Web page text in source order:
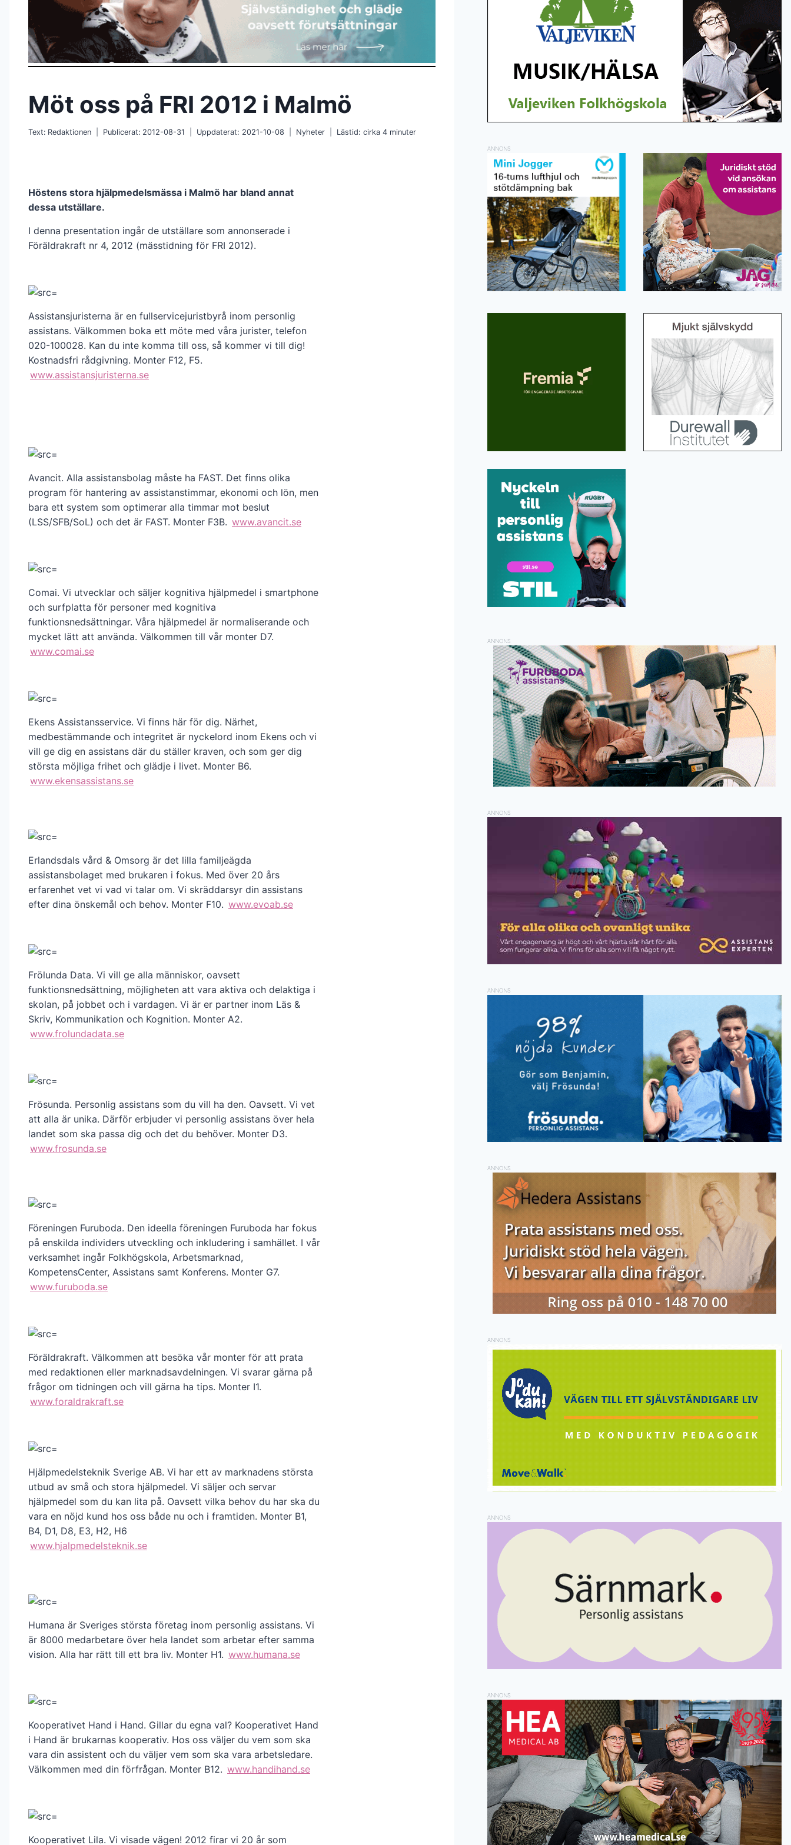
Möt oss på FRI 2012 i Malmö
Text: Redaktionen Publicerat: 2012-08-31 Uppdaterat: 2021-10-08 Nyheter Lästid: cirka 4 minuter
Höstens stora hjälpmedelsmässa i Malmö har bland annat
dessa utställare.
I denna presentation ingår de utställare som annonserade i
Föräldrakraft nr 4, 2012 (mässtidning för FRI 2012).
Assistansjuristerna är en fullservicejuristbyrå inom personlig
assistans. Välkommen boka ett möte med våra jurister, telefon
020-100028. Kan du inte komma till oss, så kommer vi till dig!
Kostnadsfri rådgivning. Monter F12, F5.
www.assistansjuristerna.se
Avancit. Alla assistansbolag måste ha FAST. Det finns olika
program för hantering av assistanstimmar, ekonomi och lön, men
bara ett system som optimerar alla timmar mot beslut
(LSS/SFB/SoL) och det är FAST. Monter F3B. www.avancit.se
Comai. Vi utvecklar och säljer kognitiva hjälpmedel i smartphone
och surfplatta för personer med kognitiva
funktionsnedsättningar. Våra hjälpmedel är normaliserande och
mycket lätt att använda. Välkommen till vår monter D7.
www.comai.se
Ekens Assistansservice. Vi finns här för dig. Närhet,
medbestämmande och integritet är nyckelord inom Ekens och vi
vill ge dig en assistans där du ställer kraven, och som ger dig
största möjliga frihet och glädje i livet. Monter B6.
www.ekensassistans.se
Erlandsdals vård & Omsorg är det lilla familjeägda
assistansbolaget med brukaren i fokus. Med över 20 års
erfarenhet vet vi vad vi talar om. Vi skräddarsyr din assistans
efter dina önskemål och behov. Monter F10. www.evoab.se
Frölunda Data. Vi vill ge alla människor, oavsett
funktionsnedsättning, möjligheten att vara aktiva och delaktiga i
skolan, på jobbet och i vardagen. Vi är er partner inom Läs &
Skriv, Kommunikation och Kognition. Monter A2.
www.frolundadata.se
Frösunda. Personlig assistans som du vill ha den. Oavsett. Vi vet
att alla är unika. Därför erbjuder vi personlig assistans över hela
landet som ska passa dig och det du behöver. Monter D3.
www.frosunda.se
Föreningen Furuboda. Den ideella föreningen Furuboda har fokus
på enskilda individers utveckling och inkludering i samhället. I vår
verksamhet ingår Folkhögskola, Arbets­marknad,
KompetensCenter, Assistans samt Konferens. Monter G7.
www.furuboda.se
Föräldrakraft. Välkommen att besöka vår monter för att prata
med redaktionen eller marknadsavdelningen. Vi svarar gärna på
frågor om tidningen och vill gärna ha tips. Monter I1.
www.foraldrakraft.se
Hjälpmedelsteknik Sverige AB. Vi har ett av marknadens största
utbud av små och stora hjälpmedel. Vi säljer och servar
hjälpmedel som du kan lita på. Oavsett vilka behov du har ska du
vara en nöjd kund hos oss både nu och i framtiden. Monter B1,
B4, D1, D8, E3, H2, H6
www.hjalpmedelsteknik.se
Humana är Sveriges största företag inom personlig assistans. Vi
är 8000 medarbetare över hela landet som arbetar efter samma
vision. Alla har rätt till ett bra liv. Monter H1. www.humana.se
Kooperativet Hand i Hand. Gillar du egna val? Kooperativet Hand
i Hand är brukarnas kooperativ. Hos oss väljer du vem som ska
vara din assistent och du väljer vem som ska vara arbetsledare.
Välkommen med din förfrågan. Monter B12. www.handihand.se
Kooperativet Lila. Vi visade vägen! 2012 firar vi 20 år som
ANNONS
ANNONS
ANNONS
ANNONS
ANNONS
ANNONS
ANNONS
ANNONS